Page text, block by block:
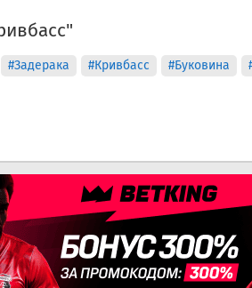
#Задерака #Кривбасс #Буковина